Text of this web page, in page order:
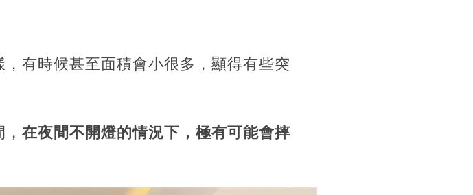
有時候甚至面積會小很多，顯得有些突
在夜間不開燈的情況下，極有可能會摔